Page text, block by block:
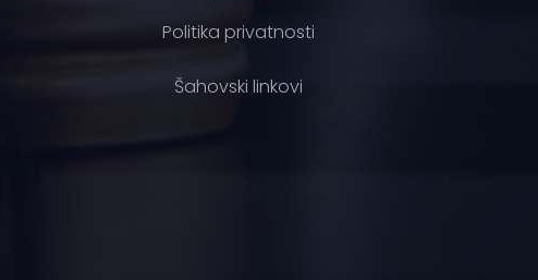
Politika privatnosti
Šahovski linkovi